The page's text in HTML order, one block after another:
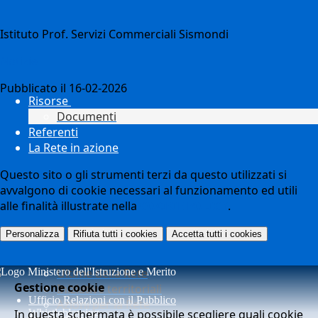
Risorse
Documenti
Referenti
La Rete in azione
Ultime della Rete
Iniziative territoriali
Azioni per la Rete
Istituto Prof. Servizi Commerciali Sismondi
Pubblicato il 16-02-2026
Questo sito o gli strumenti terzi da questo utilizzati si
avvalgono di cookie necessari al funzionamento ed utili
alle finalità illustrate nella
.
Personalizza Rifiuta tutti i cookies Accetta tutti i cookies
Gestione cookie
In questa schermata è possibile scegliere quali cookie
Ufficio Relazioni con il Pubblico
Whistleblowing